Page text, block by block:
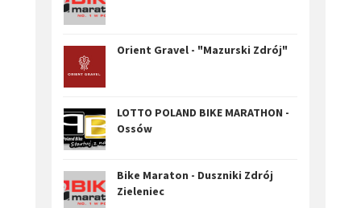
Orient Gravel - "Mazurski Zdrój"
LOTTO POLAND BIKE MARATHON -
Ossów
Bike Maraton - Duszniki Zdrój
Zieleniec